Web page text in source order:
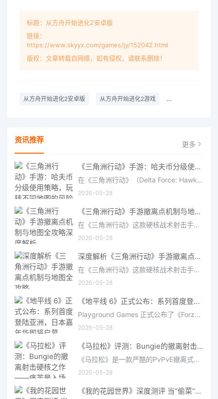
标题：从方舟开始进化2安卓版
链接：
https://www.skyyx.com/games/jy/152042.html
版权：文章转载自网络，如有侵权，请联系删除！
从方舟开始进化2安卓版 从方舟开始进化2游戏 模拟经营游戏
资讯推荐 更多
《三角洲行动》手游：哈夫币分级使用策略，玩转不同地图的风险与回报
在《三角洲行动》（Delta Force: Hawk Ops）“烽火地带”模式中，地图被划分为“普通”、“机密”和“绝密”三个
2026-05-28
《三角洲行动》手游撤离点机制与地图全攻略深度解析
在《三角洲行动》这款硬核战术射击手游中，撤离是每位干员行动的核心目标。无论你在战场中搜刮了多少高价值物
2026-05-28
深度解析《三角洲行动》手游撤离点机制与地图全攻略
在《三角洲行动》这款硬核战术射击手游中，撤离是每位干员行动的核心目标。无论你在战场中搜刮了多少高价值物
2026-05-28
《地平线 6》正式公布：系列首度登陆亚洲，日本嘉年华即将启幕
Playground Games 正式公布了《Forza Horizon 6》，这次备受赞誉的地平线嘉年华将首次驶入亚洲，落户日本。玩家
2026-05-28
《马拉松》评测：Bungie的撤离射击硬核之作——痛苦是入场券，回报是顶级的
《马拉松》是一款严酷的PvPvE撤离式射击游戏，现已登陆PS5、Xbox Series X/S和PC。它继承了Bungie上世纪90年
2026-05-28
《我的花园世界》深度测评 当“偷菜”遇上“奢侈品”